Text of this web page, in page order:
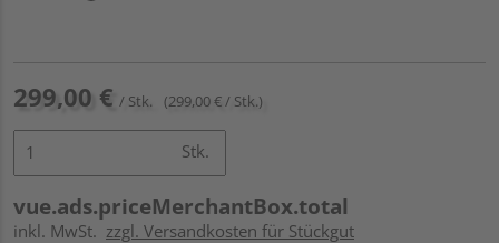
299,00 € / Stk. (299,00 € / Stk.)
Stk.
vue.ads.priceMerchantBox.total
inkl. MwSt. zzgl. Versandkosten für Stückgut